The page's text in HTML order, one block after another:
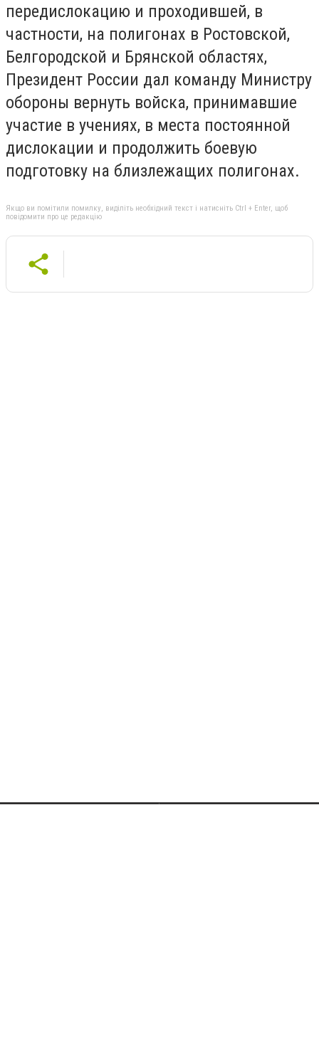
передислокацию и проходившей, в
частности, на полигонах в Ростовской,
Белгородской и Брянской областях,
Президент России дал команду Министру
обороны вернуть войска, принимавшие
участие в учениях, в места постоянной
дислокации и продолжить боевую
подготовку на близлежащих полигонах.
Якщо ви помітили помилку, виділіть необхідний текст і натисніть Ctrl + Enter, щоб
повідомити про це редакцію